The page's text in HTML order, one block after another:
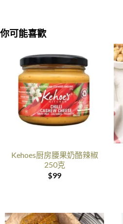
你可能喜歡
Kehoes厨房腰果奶酪辣椒
250克
$99